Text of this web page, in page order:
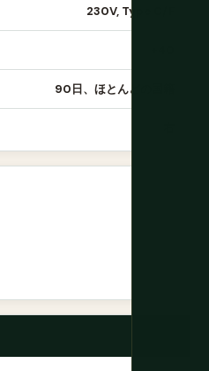
230V, Type C/F
90日、ほとんどの国籍